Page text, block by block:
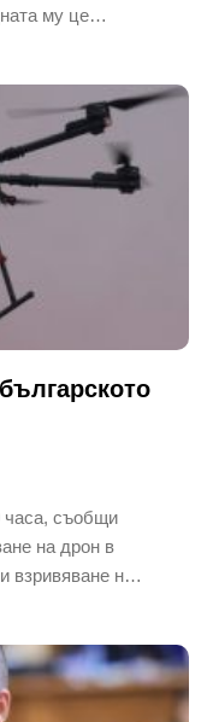
му це…
часа, съобщи
на дрон в
взривяване н…